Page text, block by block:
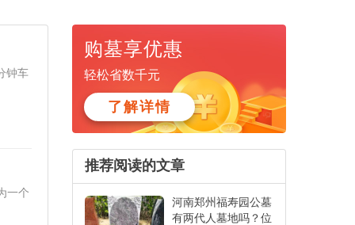
钟车
一个
购墓享优惠
轻松省数千元
了解详情
推荐阅读的文章
河南郑州福寿园公墓
有两代人墓地吗？位